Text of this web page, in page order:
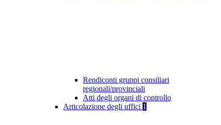
Rendiconti gruppi consiliari
regionali/provinciali
Atti degli organi di controllo
Articolazione degli uffici 1